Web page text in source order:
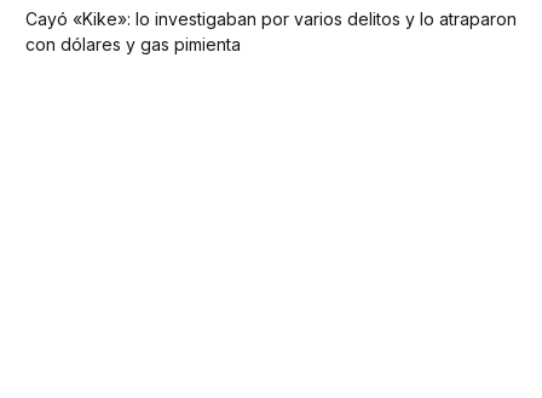
Cayó «Kike»: lo investigaban por varios delitos y lo atraparon
con dólares y gas pimienta